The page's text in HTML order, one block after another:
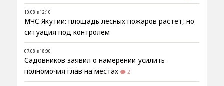
10.08 в 12:10
МЧС Якутии: площадь лесных пожаров растёт, но
ситуация под контролем
07.08 в 18:00
Садовников заявил о намерении усилить
полномочия глав на местах
2